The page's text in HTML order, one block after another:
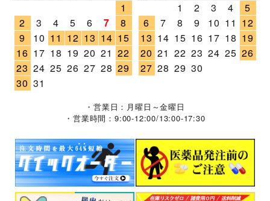
1
2
3 4 5 6 7
8
9
10 11 12 13 14 15
16 17 18 19 20 21 22
23 24 25 26 27 28 29
30 31
1
2 3 4
5
6
7 8 9 10 11 12
13 14 15 16 17 18 19
20 21 22 23 24 25 26
27 28 29 30
・営業日：月曜日～金曜日
・営業時間：9:00-12:00/13:00-17:30